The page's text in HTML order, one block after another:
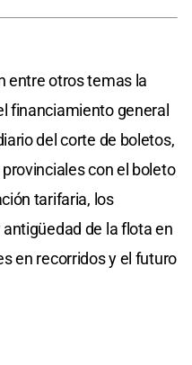
entre otros temas la
financiamiento general
del corte de boletos,
con el boleto
tarifaria, los
de la flota en
en recorridos y el futuro